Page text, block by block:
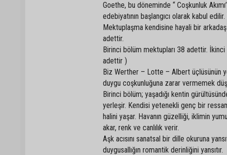
Goethe, bu döneminde “ Coşkunluk
edebiyatının başlangıcı olarak kabul
Mektuplaşma kendisine hayali bir
adettir.
Birinci bölüm mektupları 38 adettir. İkinci
adettir )
Biz Werther – Lotte – Albert üçlüsünün
duygu coşkunluğuna zarar vermemek
Birinci bölüm; yaşadığı kentin
yerleşir. Kendisi yetenekli genç bir
halini yaşar. Havanın güzelliği, iklimin
akar, renk ve canlılık verir.
Aşk acısını sanatsal bir dille okuruna
duygusallığın romantik derinliğini yansıtır.